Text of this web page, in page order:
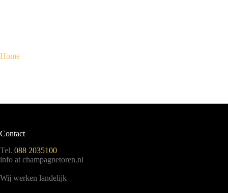
Home
Contact
Tel. 088 2035100
info at champagnetoren.nl
Wij werken landelijk